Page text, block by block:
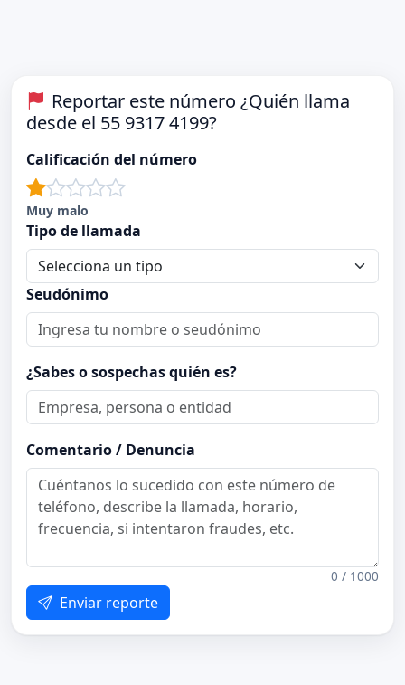
Reportar este número ¿Quién llama
desde el 55 9317 4199?
Calificación del número
Muy malo
Tipo de llamada
Seudónimo
¿Sabes o sospechas quién es?
Comentario / Denuncia
0 / 1000
Enviar reporte